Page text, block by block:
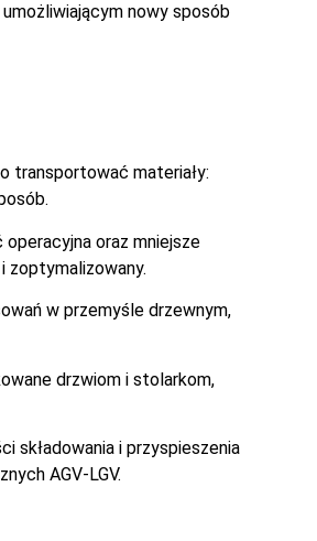
nowy sposób
transportować materiały:
oraz mniejsze
zoptymalizowany.
w przemyśle drzewnym,
drzwiom i stolarkom,
składowania i przyspieszenia
AGV-LGV.